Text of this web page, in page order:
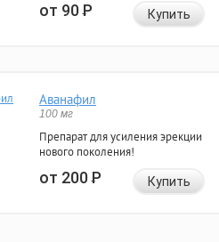
от 90Р Купить
Аванафил
100 мг
Препарат для усиления эрекции
нового поколения!
от 200Р Купить